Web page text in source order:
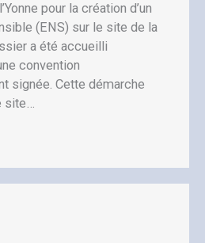
pour la création d’un
(ENS) sur le site de la
a été accueilli
convention
signée. Cette démarche
site…